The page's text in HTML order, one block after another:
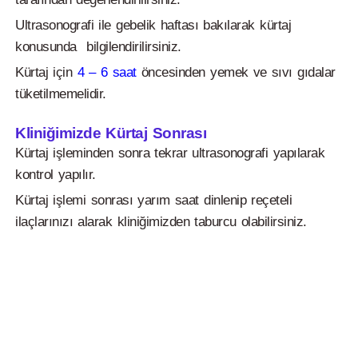
Ultrasonografi ile gebelik haftası bakılarak kürtaj
konusunda bilgilendirilirsiniz.
Kürtaj için 4 – 6 saatöncesinden yemek ve sıvı gıdalar
tüketilmemelidir.
Kliniğimizde Kürtaj Sonrası
Kürtaj işleminden sonra tekrar ultrasonografi yapılarak
kontrol yapılır.
Kürtaj işlemi sonrası yarım saat dinlenip reçeteli
ilaçlarınızı alarak kliniğimizden taburcu olabilirsiniz.